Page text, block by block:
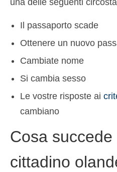
una delle seguenti
Il passaporto scade
Ottenere un nuovo
Cambiate nome
Si cambia sesso
Le vostre risposte ai
cambiano
Cosa succede
cittadino